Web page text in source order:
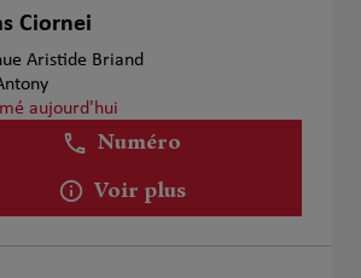
Ciornei
Aristide Briand
aujourd'hui
Numéro
Voir plus